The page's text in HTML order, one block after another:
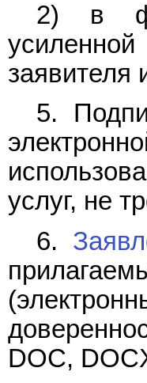
2) в
заявителя
5.
услуг, не
6.
DOC,